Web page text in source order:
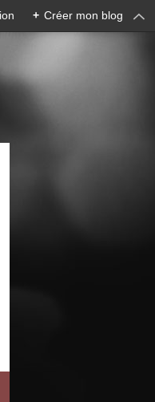
+ Créer mon blog